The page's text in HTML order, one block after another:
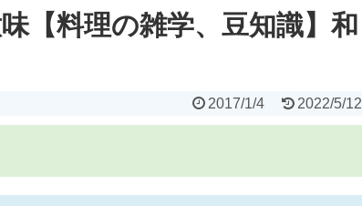
【料理の雑学、豆知識】和
2017/1/4 2022/5/12